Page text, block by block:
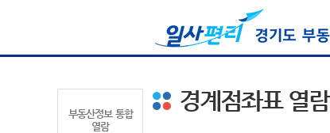
부동산정보 통합
열람
경계점좌표 열람